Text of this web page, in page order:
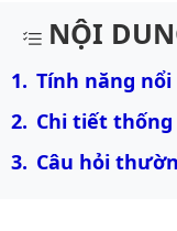
Mô tả chi
NỘI
Tính năng
Chi tiết
Câu hỏi